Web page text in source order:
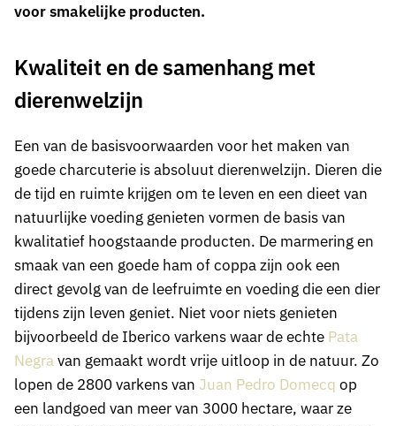
voor smakelijke producten.
Kwaliteit en de samenhang met
dierenwelzijn
Een van de basisvoorwaarden voor het maken van
goede charcuterie is absoluut dierenwelzijn. Dieren die
de tijd en ruimte krijgen om te leven en een dieet van
natuurlijke voeding genieten vormen de basis van
kwalitatief hoogstaande producten. De marmering en
smaak van een goede ham of coppa zijn ook een
direct gevolg van de leefruimte en voeding die een dier
tijdens zijn leven geniet. Niet voor niets genieten
bijvoorbeeld de Iberico varkens waar de echte Pata
Negravan gemaakt wordt vrije uitloop in de natuur. Zo
lopen de 2800 varkens van Juan Pedro Domecq op
een landgoed van meer van 3000 hectare, waar ze